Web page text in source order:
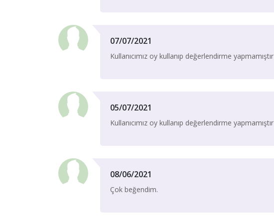
07/07/2021
Kullanıcımız oy kullanıp değerlendirme yapmamıştır
05/07/2021
Kullanıcımız oy kullanıp değerlendirme yapmamıştır
08/06/2021
Çok beğendim.